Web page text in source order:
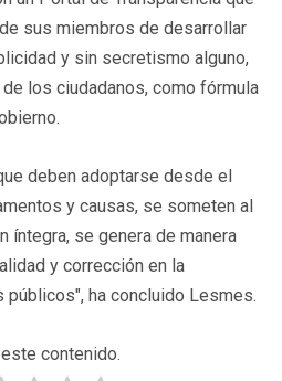
sus miembros de desarrollar
y sin secretismo alguno,
los ciudadanos, como fórmula
deben adoptarse desde el
y causas, se someten al
íntegra, se genera de manera
y corrección en la
ha concluido Lesmes.
contenido.